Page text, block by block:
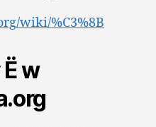
wiki/%C3%8B
w